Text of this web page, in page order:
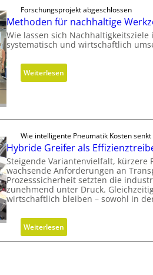
i
t
s
e
c
h
i
h
e
i
t
s
r
a
e
c
k
d
r
a
l
i
i
n
d
e
r
i
g
r
Forschungsprojekt abgeschlossen
Methoden für nachhaltige
Wie lassen sich Nachhaltigkeitsziele
systematisch und wirtschaftlich
Weiterlesen:
M
h
o
d
e
n
f
ü
n
a
c
Wie intelligente Pneumatik Kosten
Hybride Greifer als
Steigende Variantenvielfalt, kürzere
wachsende Anforderungen an
Prozesssicherheit setzten die
zunehmend unter Druck.
wirtschaftlich bleiben – sowohl in
Weiterlesen:
H